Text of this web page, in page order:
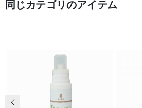
同じカテゴリのアイテム
前の画像